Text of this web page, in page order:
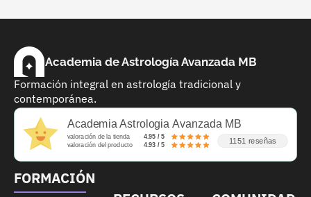
Academia de Astrología Avanzada MB
Formación integral en astrología tradicional y
contemporánea.
Academia Astrologia Avanzada MB
valoración de la tienda 4.95 / 5
valoración del producto 4.93 / 5 1151 reseñas
FORMACIÓN